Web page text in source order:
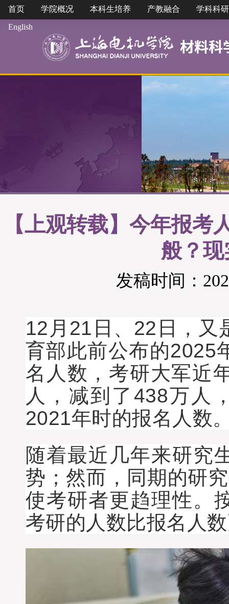
首页 学院概况 本科生培养 产教融合 学科科研
English
【上观转载】今年报考
般？
发稿时间：
12月21日、22日，又
育部此前公布的2025
名人数，考研大军近
人，减到了438万人
2021年时的报名人数
随着最近几年来研究
势；然而，同期的研
使考研者更趋理性。
考研的人数比报名人